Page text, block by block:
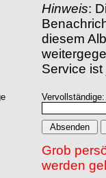
Hinweis:
diesem
Service
Grob
werden